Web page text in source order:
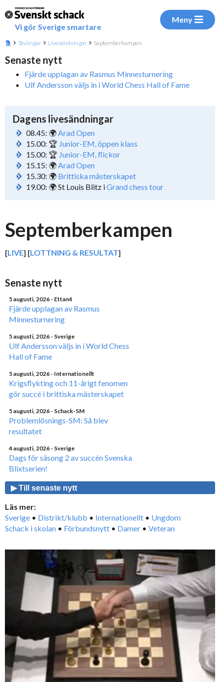
Vi gör Sverige smartare
Meny
Tävlingar Livesändningar Septemberkampen
Senaste nytt
Fjärde upplagan av Rasmus Minnesturnering
Ulf Andersson väljs in i World Chess Hall of Fame
Dagens livesändningar
08.45: 🌍Arad Open
15.00: 🏆 Junior-EM, öppen klass
15.00: 🏆 Junior-EM, flickor
15.15: 🌍Arad Open
15.30: 🌍 Brittiska mästerskapet
19.00: 🌍 St Louis Blitz iGrand chess tour
Septemberkampen
[LIVE] [LOTTNING & RESULTAT]
Senaste nytt
5 augusti, 2026 - Ettan4
Fjärde upplagan av Rasmus
Minnesturnering
5 augusti, 2026 - Sverige
Ulf Andersson väljs in i World Chess
Hall of Fame
5 augusti, 2026 - Internationellt
Krigsflykting och 11-årigt fenomen
gör succé i brittiska mästerskapet
5 augusti, 2026 - Schack-SM
Problemlösnings-SM: Så blev
resultatet
4 augusti, 2026 - Sverige
Dags för säsong 2 av succén Svenska
Blixtserien!
▶ Till senaste nytt
Läs mer:
Sverige • Distrikt/klubb • Internationellt • Ungdom
Schack i skolan • Förbundsnytt • Damer • Veteran